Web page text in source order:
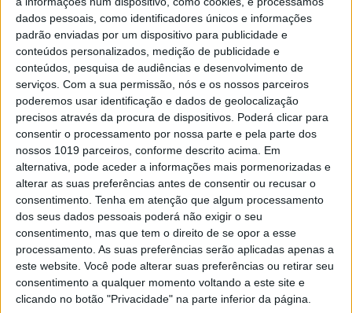
dados pessoais, como identificadores únicos e informações
padrão enviadas por um dispositivo para publicidade e
conteúdos personalizados, medição de publicidade e
conteúdos, pesquisa de audiências e desenvolvimento de
serviços. Com a sua permissão, nós e os nossos parceiros
poderemos usar identificação e dados de geolocalização
precisos através da procura de dispositivos. Poderá clicar para
consentir o processamento por nossa parte e pela parte dos
nossos 1019 parceiros, conforme descrito acima. Em
alternativa, pode aceder a informações mais pormenorizadas e
alterar as suas preferências antes de consentir ou recusar o
consentimento. Tenha em atenção que algum processamento
dos seus dados pessoais poderá não exigir o seu
consentimento, mas que tem o direito de se opor a esse
processamento. As suas preferências serão aplicadas apenas a
este website. Você pode alterar suas preferências ou retirar seu
consentimento a qualquer momento voltando a este site e
clicando no botão "Privacidade" na parte inferior da página.
SITES DO GRUPO TRUST IN NEWS
Visão Visão Se7e